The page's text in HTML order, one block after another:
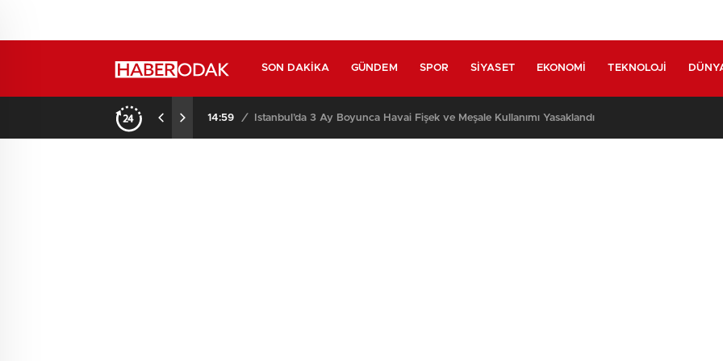
SON DAKIKA GÜNDEM SPOR SIYASET EKONOMI TEKNOLOJI
14:59 / İstanbul’da 3 Ay Boyunca Havai Fişek ve Meşale Kullanımı Yasaklandı